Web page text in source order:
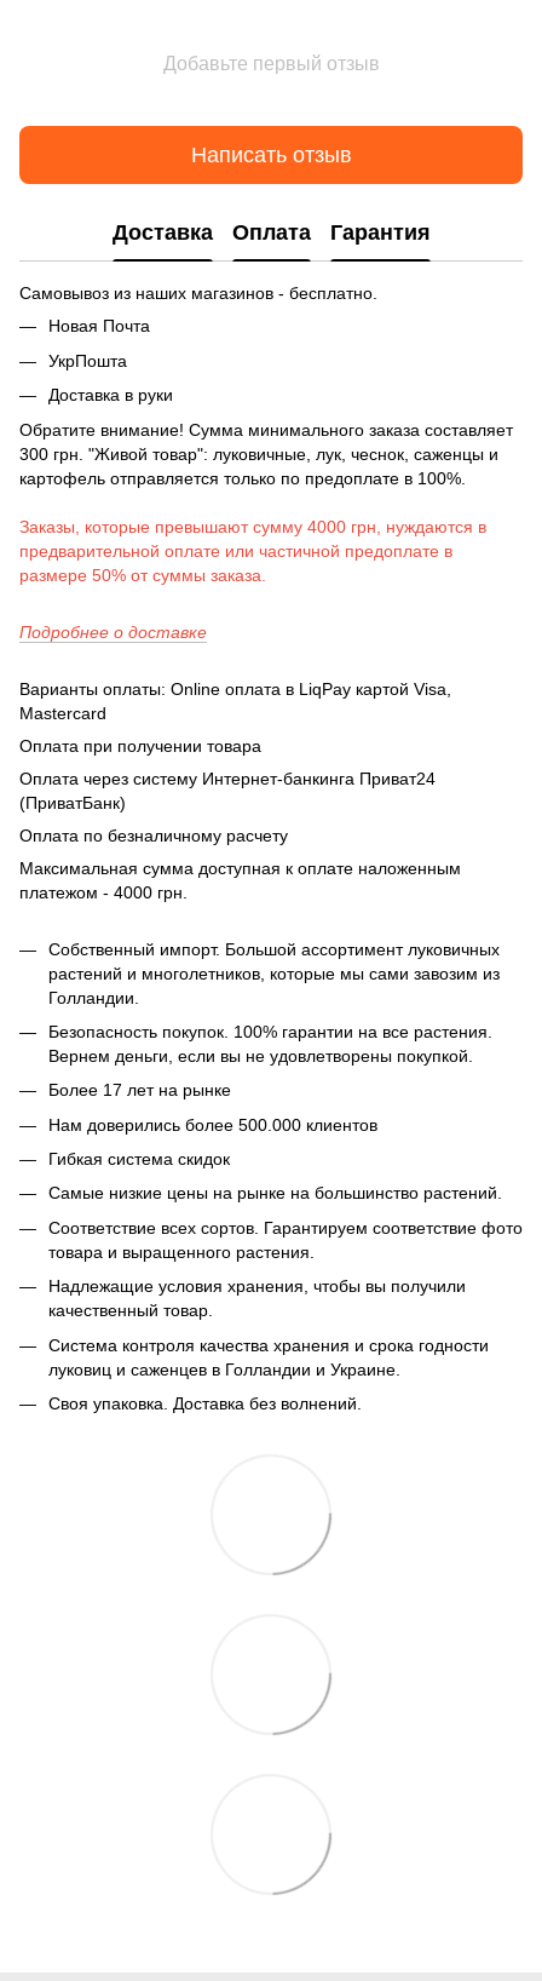
Добавьте первый отзыв
Написать отзыв
Доставка Оплата Гарантия
Самовывоз из наших магазинов - бесплатно.
Новая Почта
УкрПошта
Доставка в руки
Обратите внимание! Сумма минимального заказа составляет
300 грн. "Живой товар": луковичные, лук, чеснок, саженцы и
картофель отправляется только по предоплате в 100%.
Заказы, которые превышают сумму 4000 грн, нуждаются в
предварительной оплате или частичной предоплате в
размере 50% от суммы заказа.
Подробнее о доставке
Варианты оплаты: Online оплата в LiqPay картой Visa,
Mastercard
Оплата при получении товара
Оплата через систему Интернет-банкинга Приват24
(ПриватБанк)
Оплата по безналичному расчету
Максимальная сумма доступная к оплате наложенным
платежом - 4000 грн.
Собственный импорт. Большой ассортимент луковичных
растений и многолетников, которые мы сами завозим из
Голландии.
Безопасность покупок. 100% гарантии на все растения.
Вернем деньги, если вы не удовлетворены покупкой.
Более 17 лет на рынке
Нам доверились более 500.000 клиентов
Гибкая система скидок
Самые низкие цены на рынке на большинство растений.
Соответствие всех сортов. Гарантируем соответствие фото
товара и выращенного растения.
Надлежащие условия хранения, чтобы вы получили
качественный товар.
Система контроля качества хранения и срока годности
луковиц и саженцев в Голландии и Украине.
Своя упаковка. Доставка без волнений.